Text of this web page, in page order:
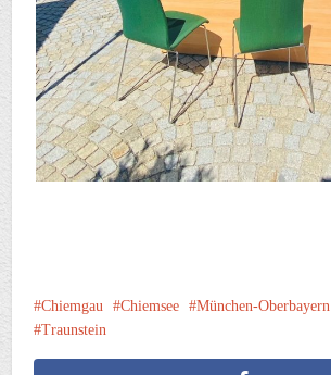
Chiemgau Chiemsee München-Oberbayern
Traunstein